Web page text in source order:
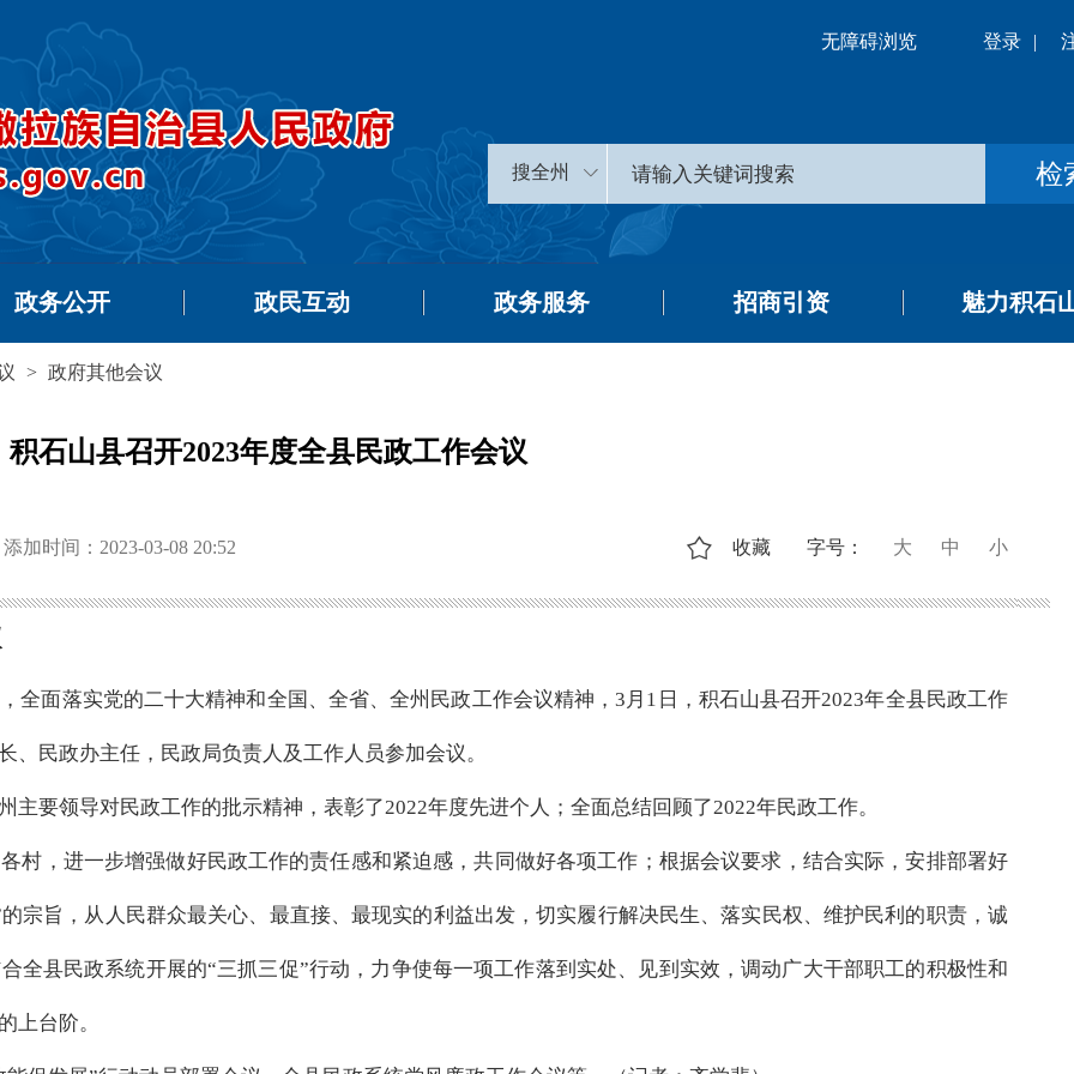
无障碍浏览 登录 |
搜全州
政务公开 政民互动 政务服务 招商引资 魅力积石
> 政府其他会议
积石山县召开2023年度全县民政工作会议
添加时间：2023-03-08 20:52 字号： 大 中 小
收藏
全面落实党的二十大精神和全国、全省、全州民政工作会议精神，3月1日，积石山县召开2023年全县民政工作
民政办主任，民政局负责人及工作人员参加会议。
要领导对民政工作的批示精神，表彰了2022年度先进个人；全面总结回顾了2022年民政工作。
村，进一步增强做好民政工作的责任感和紧迫感，共同做好各项工作；根据会议要求，结合实际，安排部署好
宗旨，从人民群众最关心、最直接、最现实的利益出发，切实履行解决民生、落实民权、维护民利的职责，诚
全县民政系统开展的“三抓三促”行动，力争使每一项工作落到实处、见到实效，调动广大干部职工的积极性和
上台阶。